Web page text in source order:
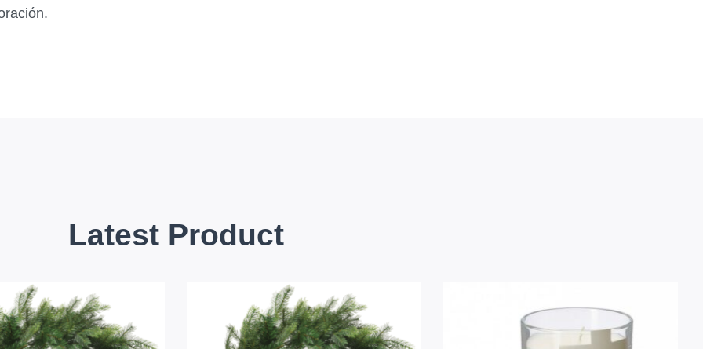
Latest Product